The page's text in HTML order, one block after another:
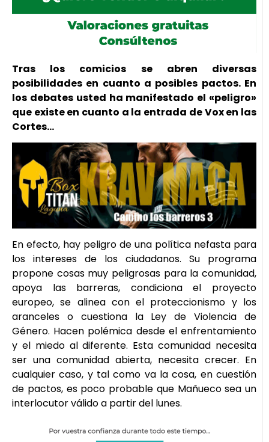
Tras los comicios se abren diversas
posibilidades en cuanto a posibles pactos. En
los debates usted ha manifestado el «peligro»
que existe en cuanto a la entrada de Vox en las
Cortes…
En efecto, hay peligro de una política nefasta para
los intereses de los ciudadanos. Su programa
propone cosas muy peligrosas para la comunidad,
apoya las barreras, condiciona el proyecto
europeo, se alinea con el proteccionismo y los
aranceles o cuestiona la Ley de Violencia de
Género. Hacen polémica desde el enfrentamiento
y el miedo al diferente. Esta comunidad necesita
ser una comunidad abierta, necesita crecer. En
cualquier caso, y tal como va la cosa, en cuestión
de pactos, es poco probable que Mañueco sea un
interlocutor válido a partir del lunes.